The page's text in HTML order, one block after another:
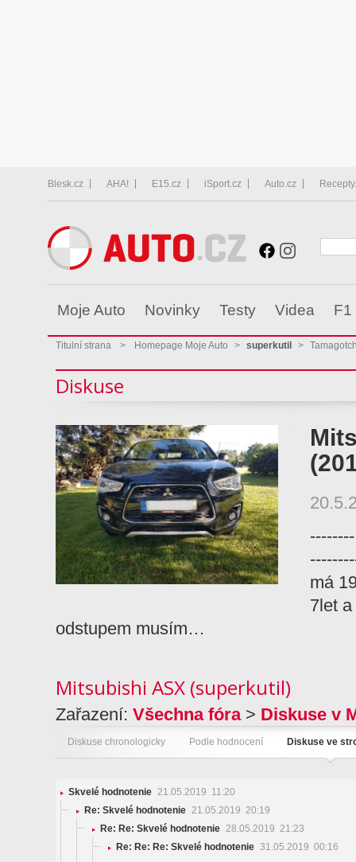
Blesk.cz AHA! E15.cz iSport.cz Auto.cz
Moje Auto Novinky Testy Videa F1
Titulní strana > Homepage Moje Auto > superkutil >
Diskuse
má
7let
odstupem musím…
Mitsubishi ASX (superkutil)
Zařazení: Všechna fóra> Diskuse v
Diskuse chronologicky Podle hodnocení Diskuse ve
Skvelé hodnotenie 21.05.2019 11:20
Re: Skvelé hodnotenie 21.05.2019 20:19
Re: Re: Skvelé hodnotenie 28.05.2019 21:23
Re: Re: Re: Skvelé hodnotenie 31.05.2019 00:16